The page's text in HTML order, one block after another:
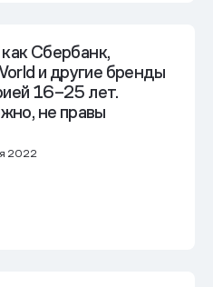
Сбербанк,
и другие бренды
16–25 лет.
не правы
2022